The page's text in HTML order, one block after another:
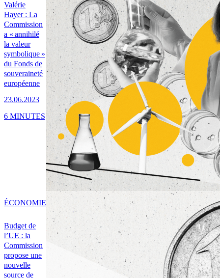
Valérie
Hayer : La
Commission
a « annihilé
la valeur
symbolique »
du Fonds de
souveraineté
européenne
23.06.2023
6 MINUTES
Budget de
l’UE : la
Commission
propose une
nouvelle
source de
ÉCONOMIE